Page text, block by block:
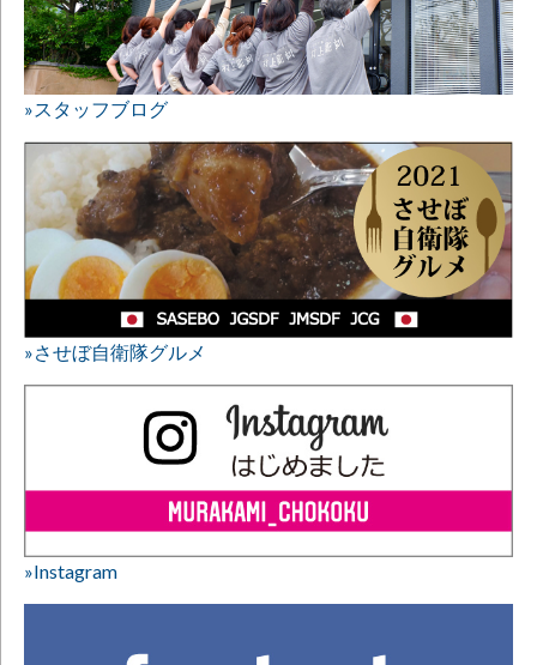
»スタッフブログ
»させぼ自衛隊グルメ
»Instagram